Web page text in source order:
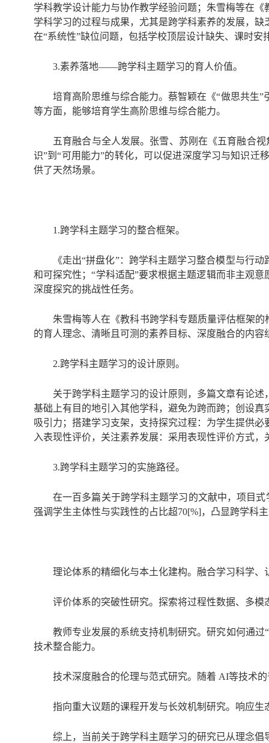
学科教学设计能力与协作教学经验问题；朱雪梅等在
学科学习的过程与成果，尤其是跨学科素养的发展，
在“系统性”缺位问题，包括学校顶层设计缺失、课时
3.素养落地——跨学科主题学习的育人价值。
培育高阶思维与综合能力。蔡智颖在《“做思共生
等方面，能够培育学生高阶思维与综合能力。
五育融合与全人发展。张雪、苏刚在《五育融合
识”到“可用能力”的转化，可以促进深度学习与知识
供了天然场景。
1.跨学科主题学习的整合框架。
《走出“拼盘化”：跨学科主题学习整合模型与行
和可探究性；“学科适配”要求根据主题逻辑而非主观
深度探究的挑战性任务。
朱雪梅等人在《教科书跨学科专题质量评估框架
的育人理念、清晰且可测的素养目标、深度融合的内
2.跨学科主题学习的设计原则。
关于跨学科主题学习的设计原则，多篇文章有论
基础上有目的地引入其他学科，避免为跨而跨；创设
吸引力；搭建学习支架，支持探究过程：为学生提供
入表现性评价，关注素养发展：采用表现性评价方式
3.跨学科主题学习的实施路径。
在一百多篇关于跨学科主题学习的文献中，项目
强调学生主体性与实践性的占比超70[%]，凸显跨学科
理论体系的精细化与本土化建构。融合学习科学
评价体系的突破性研究。探索将过程性数据、多
教师专业发展的系统支持机制研究。研究如何通
技术整合能力。
技术深度融合的伦理与范式研究。随着 AI等技术
指向重大议题的课程开发与长效机制研究。响应
综上，当前关于跨学科主题学习的研究已从理念